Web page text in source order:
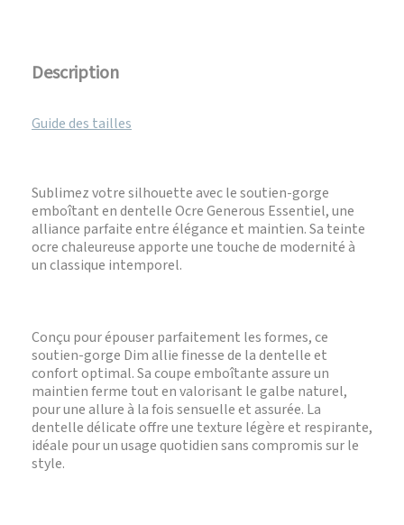
Description
Guide des tailles
Sublimez votre silhouette avec le soutien-gorge
emboîtant en dentelle Ocre Generous Essentiel, une
alliance parfaite entre élégance et maintien. Sa teinte
ocre chaleureuse apporte une touche de modernité à
un classique intemporel.
Conçu pour épouser parfaitement les formes, ce
soutien-gorge Dim allie finesse de la dentelle et
confort optimal. Sa coupe emboîtante assure un
maintien ferme tout en valorisant le galbe naturel,
pour une allure à la fois sensuelle et assurée. La
dentelle délicate offre une texture légère et respirante,
idéale pour un usage quotidien sans compromis sur le
style.